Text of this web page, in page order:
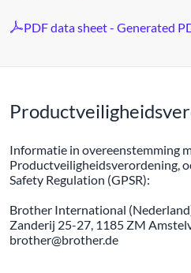
PDF data sheet - Generated
Informatie in overeenstemming
Productveiligheidsverordening,
Safety Regulation (GPSR):
Brother International
Zanderij 25-27, 1185 ZM
brother@brother.de